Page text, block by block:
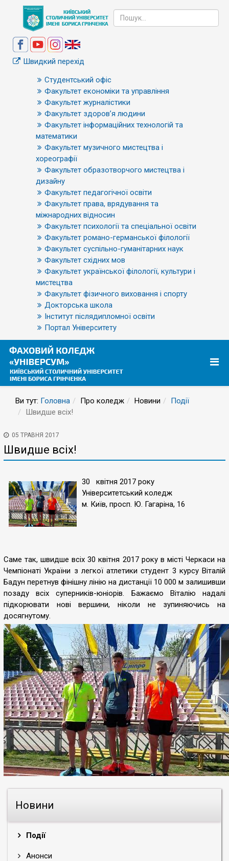
Швидкий перехід
Студентський офіс
Факультет економіки та управління
Факультет журналістики
Факультет здоров’я людини
Факультет інформаційних технологій та
математики
Факультет музичного мистецтва і
хореографії
Факультет образотворчого мистецтва і
дизайну
Факультет педагогічної освіти
Факультет права, врядування та
міжнародних відносин
Факультет психології та спеціальної освіти
Факультет романо-германської філології
Факультет суспільно-гуманітарних наук
Факультет східних мов
Факультет української філології, культури і
мистецтва
Факультет фізичного виховання і спорту
Докторська школа
Інститут післядипломної освіти
Портал Університету
Ви тут: Головна Про коледж Новини
Події
Швидше всіх!
Новини
Події
Анонси
05 ТРАВНЯ 2017
Швидше всіх!
30 квітня 2017 року
Університетський коледж
м. Київ, просп. Ю. Гагаріна, 16
Саме так, швидше всіх 30 квітня 2017 року в місті Черкаси на
Чемпіонаті України з легкої атлетики студент 3 курсу Віталій
Бадун перетнув фінішну лінію на дистанції 10 000 м залишивши
позаду всіх суперників-юніорів. Бажаємо Віталію надалі
підкорювати нові вершини, ніколи не зупиняючись на
досягнутому.